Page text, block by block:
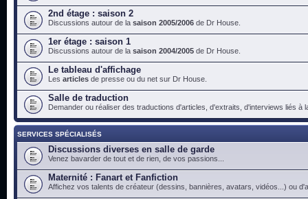
2nd étage : saison 2
Discussions autour de la saison 2005/2006 de Dr House.
1er étage : saison 1
Discussions autour de la saison 2004/2005 de Dr House.
Le tableau d'affichage
Les articles de presse ou du net sur Dr House.
Salle de traduction
Demander ou réaliser des traductions d'articles, d'extraits, d'interviews liés à
SERVICES SPÉCIALISÉS
Discussions diverses en salle de garde
Venez bavarder de tout et de rien, de vos passions...
Maternité : Fanart et Fanfiction
Affichez vos talents de créateur (dessins, bannières, avatars, vidéos...) ou